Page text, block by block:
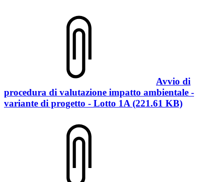
Avvio di
procedura di valutazione impatto ambientale -
variante di progetto - Lotto 1A (221.61 KB)